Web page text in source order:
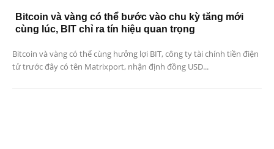
Bitcoin và vàng có thể bước vào chu kỳ tăng mới
cùng lúc, BIT chỉ ra tín hiệu quan trọng
Bitcoin và vàng có thể cùng hưởng lợi BIT, công ty tài chính tiền điện
tử trước đây có tên Matrixport, nhận định đồng USD...